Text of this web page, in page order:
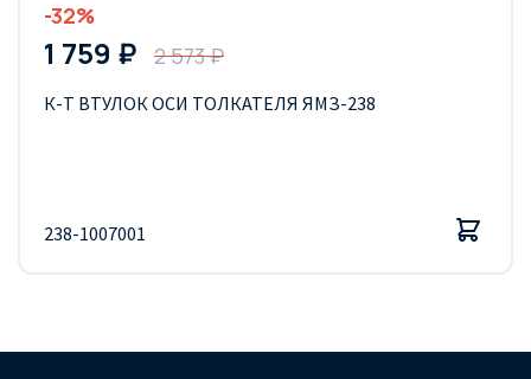
-32%
1 759 ₽ 2 573 ₽
К-Т ВТУЛОК ОСИ ТОЛКАТЕЛЯ ЯМЗ-238
238-1007001